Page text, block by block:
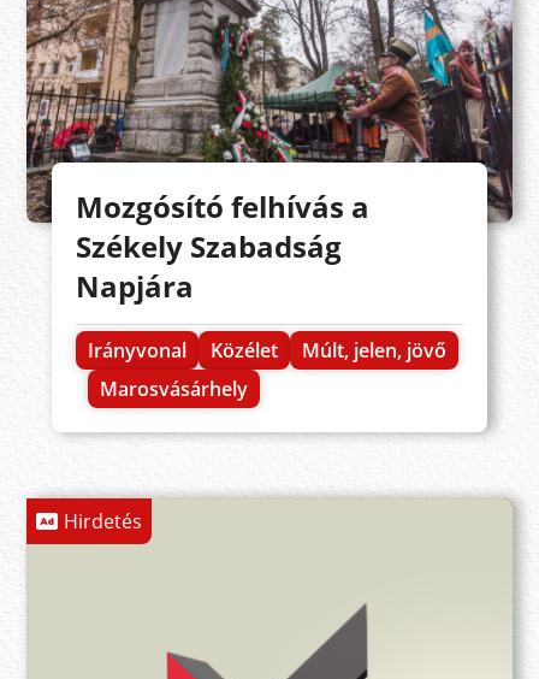
Mozgósító felhívás a
Székely Szabadság
Napjára
Irányvonal Közélet
Múlt, jelen, jövő
Marosvásárhely
Hirdetés